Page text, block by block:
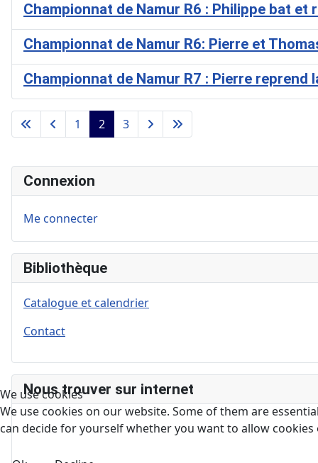
Championnat de Namur R6 : Philippe bat
Championnat de Namur R6: Pierre et
Championnat de Namur R7 : Pierre
1 2 3
Connexion
Me connecter
Bibliothèque
Catalogue et calendrier
Contact
Nous trouver sur internet
We use cookies
We use cookies on our website. Some of them are
can decide for yourself whether you want to allow